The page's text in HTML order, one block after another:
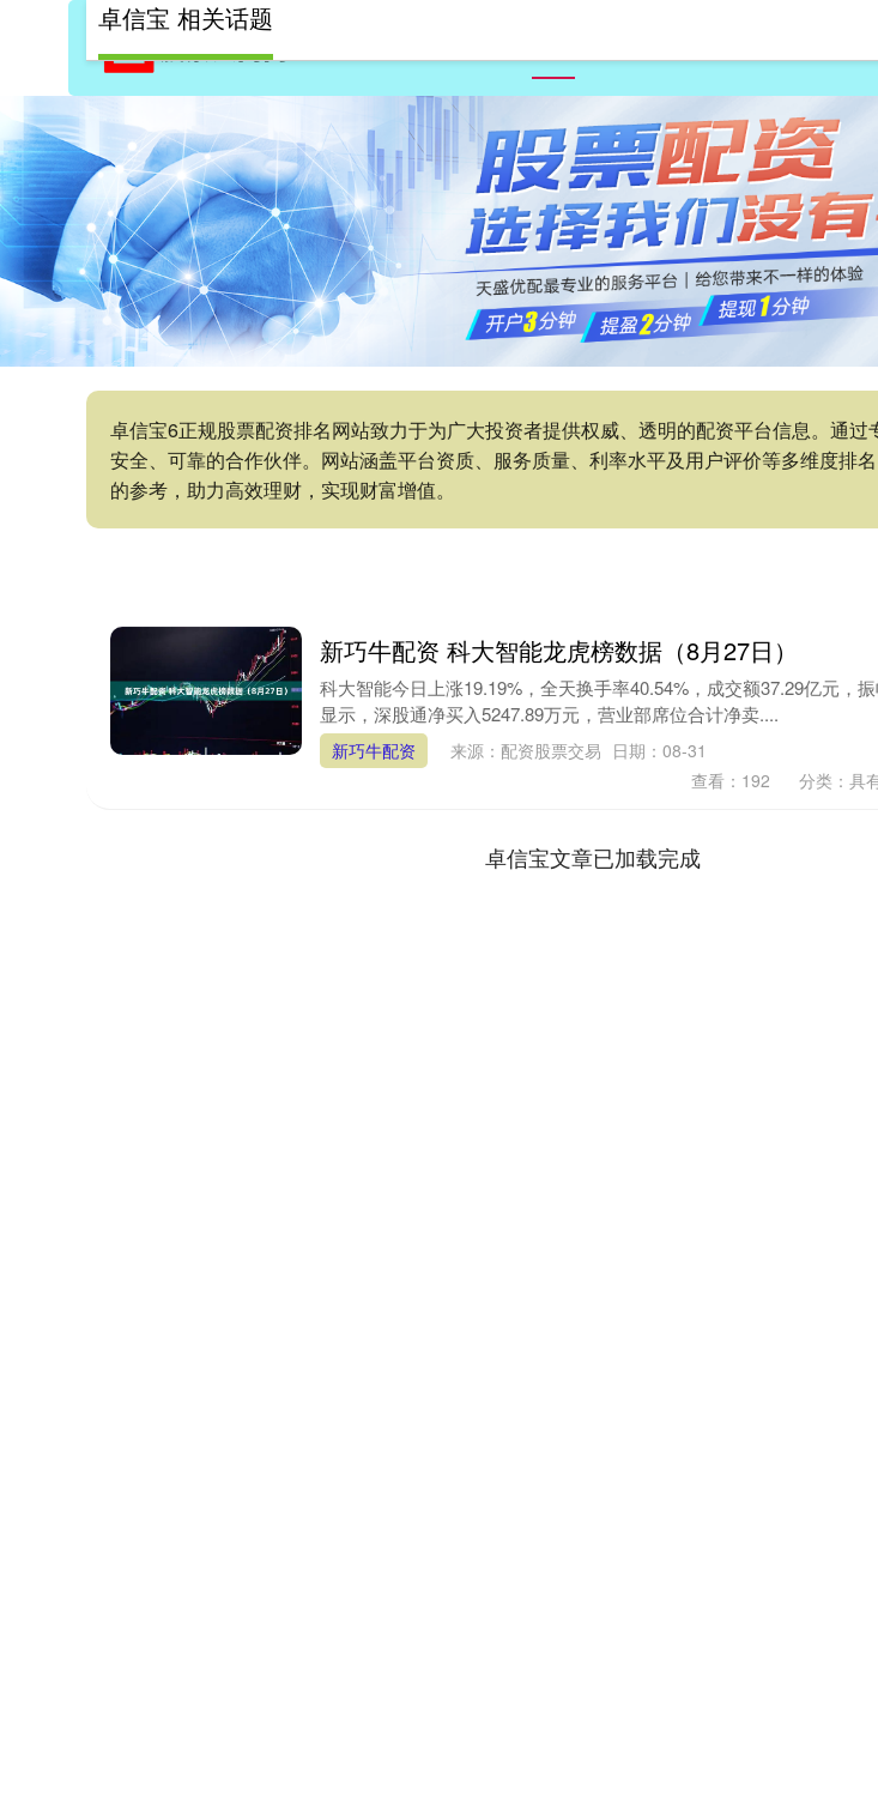
卓信宝6正规股票配资排名网站致力于为广大投资者提供权威、透明的配资平台信息。通
安全、可靠的合作伙伴。网站涵盖平台资质、服务质量、利率水平及用户评价等多维度排
的参考，助力高效理财，实现财富增值。
卓信宝 相关话题
新巧牛配资 科大智能龙虎榜数据（8月27日）
科大智能今日上涨19.19%，全天换手率40.54%，成交额37.29亿元，
显示，深股通净买入5247.89万元，营业部席位合计净卖....
新巧牛配资 来源：配资股票交易 日期：08-31
查看： 192 分类： 具
卓信宝文章已加载完成